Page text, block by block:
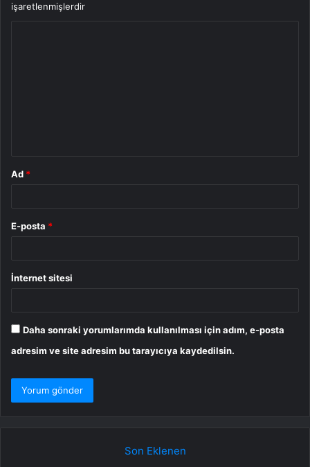
işaretlenmişlerdir
Ad *
E-posta *
İnternet sitesi
Daha sonraki yorumlarımda kullanılması için adım, e-posta
adresim ve site adresim bu tarayıcıya kaydedilsin.
Son Eklenen